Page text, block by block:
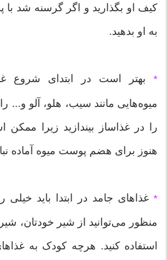
کیف او بگذارید و اگر گرسنه شد
به او بدهید.
*بهتر است در ابتدای شروع
میوه‌هایی مانند سیب، هلو، آلو و...
را در غذاساز بیندازید زیرا
هنوز برای هضم پوست میوه آماده
*غذاهای جامد در ابتدا باید خیلی
منظور می‌توانید از شیر خودتان،
استفاده کنید. هرچه کودک به